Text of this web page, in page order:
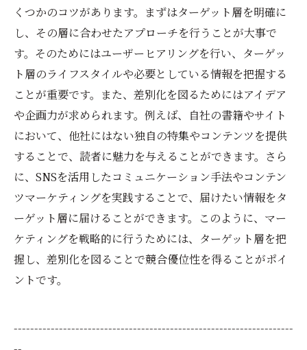
くつかのコツがあります。まずはターゲット層を明確に
し、その層に合わせたアプローチを行うことが大事で
す。そのためにはユーザーヒアリングを行い、ターゲッ
ト層のライフスタイルや必要としている情報を把握する
ことが重要です。また、差別化を図るためにはアイデア
や企画力が求められます。例えば、自社の書籍やサイト
において、他社にはない独自の特集やコンテンツを提供
することで、読者に魅力を与えることができます。さら
に、SNSを活用したコミュニケーション手法やコンテン
ツマーケティングを実践することで、届けたい情報をタ
ーゲット層に届けることができます。このように、マー
ケティングを戦略的に行うためには、ターゲット層を把
握し、差別化を図ることで競合優位性を得ることがポイ
ントです。
--------------------------------------------------------------------